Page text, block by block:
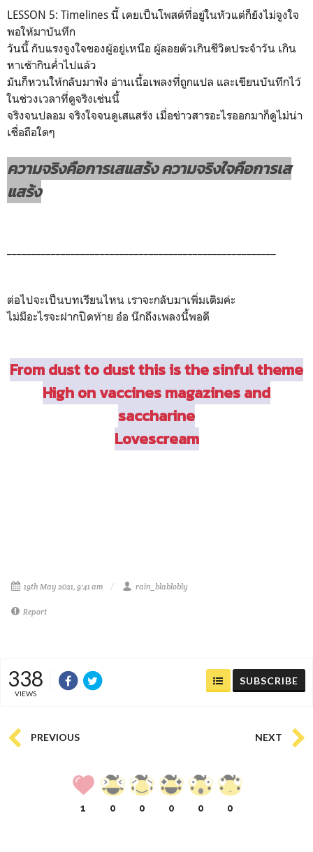
LESSON 5: Timelines นี้ เคยเป็นโพสต์ที่อยู่ในหัวแต่ก็ยังไม่จูงใจ
พอให้มาบันทึก
วันนี้ กับแรงจูงใจของผู้อยู่เหนือ ผู้ลอยตัวเกินชีวิตประจำวัน เกิน
หาเช้ากินค่ำไปแล้ว
มันก็หวนให้กลับมาฟัง อ่านเนื้อเพลงที่ถูกแปล และเขียนบันทึกไว้
ในช่วงเวลาที่ดูจริงเช่นนี้
จริงจนปลอม จริงใจจนดูเสแสร้ง เมื่อข่าวสารอะไรออกมาก็ดูไม่น่า
เชื่อถือใดๆ
ความจริงคือการเสแสร้ง ความจริงใจคือการเส
แสร้ง
ต่อไปจะเป็นบทเรียนไหน เราจะกลับมาเพิ่มเติมค่ะ
ไม่มีอะไรจะฝากปิดท้าย อ๋อ นึกถึงเพลงนี้พอดี
From dust to dust this is the sinful theme
High on vaccines magazines and
saccharine
Lovescream
19th May 2021, 9:41 am rain_blablobly
Report
338
VIEWS
SUBSCRIBE
PREVIOUS NEXT
1 0 0 0 0 0